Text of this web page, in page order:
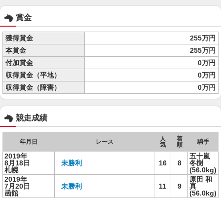
賞金
獲得賞金
255万円
本賞金
255万円
付加賞金
0万円
収得賞金（平地）
0万円
収得賞金（障害）
0万円
競走成績
年月日 レース
人
気
着
順
騎手
2019年
8月18日
札幌
未勝利 16 8
五十嵐
冬樹
(56.0kg)
2019年
7月20日
函館
未勝利 11 9
原田 和
真
(56.0kg)